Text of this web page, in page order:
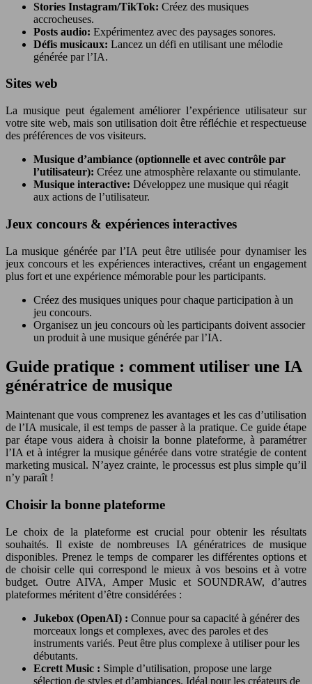
Stories Instagram/TikTok: Créez des musiques
accrocheuses.
Posts audio: Expérimentez avec des paysages sonores.
Défis musicaux: Lancez un défi en utilisant une mélodie
générée par l’IA.
Sites web
La musique peut également améliorer l’expérience utilisateur sur
votre site web, mais son utilisation doit être réfléchie et respectueuse
des préférences de vos visiteurs.
Musique d’ambiance (optionnelle et avec contrôle par
l’utilisateur): Créez une atmosphère relaxante ou stimulante.
Musique interactive: Développez une musique qui réagit
aux actions de l’utilisateur.
Jeux concours & expériences interactives
La musique générée par l’IA peut être utilisée pour dynamiser les
jeux concours et les expériences interactives, créant un engagement
plus fort et une expérience mémorable pour les participants.
Créez des musiques uniques pour chaque participation à un
jeu concours.
Organisez un jeu concours où les participants doivent associer
un produit à une musique générée par l’IA.
Guide pratique : comment utiliser une IA
génératrice de musique
Maintenant que vous comprenez les avantages et les cas d’utilisation
de l’IA musicale, il est temps de passer à la pratique. Ce guide étape
par étape vous aidera à choisir la bonne plateforme, à paramétrer
l’IA et à intégrer la musique générée dans votre stratégie de content
marketing musical. N’ayez crainte, le processus est plus simple qu’il
n’y paraît !
Choisir la bonne plateforme
Le choix de la plateforme est crucial pour obtenir les résultats
souhaités. Il existe de nombreuses IA génératrices de musique
disponibles. Prenez le temps de comparer les différentes options et
de choisir celle qui correspond le mieux à vos besoins et à votre
budget. Outre AIVA, Amper Music et SOUNDRAW, d’autres
plateformes méritent d’être considérées :
Jukebox (OpenAI) : Connue pour sa capacité à générer des
morceaux longs et complexes, avec des paroles et des
instruments variés. Peut être plus complexe à utiliser pour les
débutants.
Ecrett Music : Simple d’utilisation, propose une large
sélection de styles et d’ambiances. Idéal pour les créateurs de